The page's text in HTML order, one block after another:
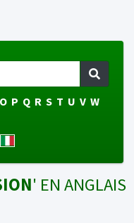
O P Q R S T U V W
' EN ANGLAIS